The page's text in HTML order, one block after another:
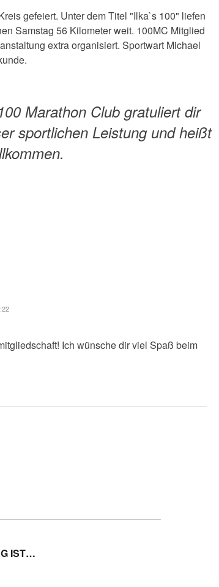
gefeiert. Unter dem Titel "Ilka`s 100" liefen
Samstag 56 Kilometer weit. 100MC Mitglied
extra organisiert. Sportwart Michael
Marathon Club gratuliert dir
sportlichen Leistung und heißt
Ich wünsche dir viel Spaß beim
IST…